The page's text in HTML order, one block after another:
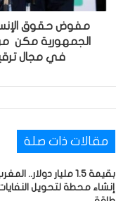
مفوض حقوق
الجمهورية مكن
في مجال
مقالات ذات صلة
بقيمة 1.5 مليار دولار..
إنشاء محطة لتحويل